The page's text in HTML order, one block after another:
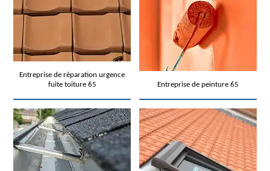
Entreprise de réparation urgence
fuite toiture 65
Entreprise de peinture 65